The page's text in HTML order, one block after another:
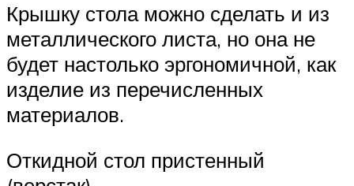
Крышку стола можно сделать и из
металлического листа, но она не
будет настолько эргономичной, как
изделие из перечисленных
материалов.
Откидной стол пристенный